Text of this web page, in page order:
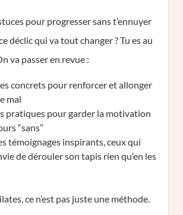
pour progresser sans t’ennuyer
déclic qui va tout changer ? Tu es au
va passer en revue :
concrets pour renforcer et allonger
mal
pratiques pour garder la motivation
“sans”
témoignages inspirants, ceux qui
de dérouler son tapis rien qu’en les
ce n’est pas juste une méthode.